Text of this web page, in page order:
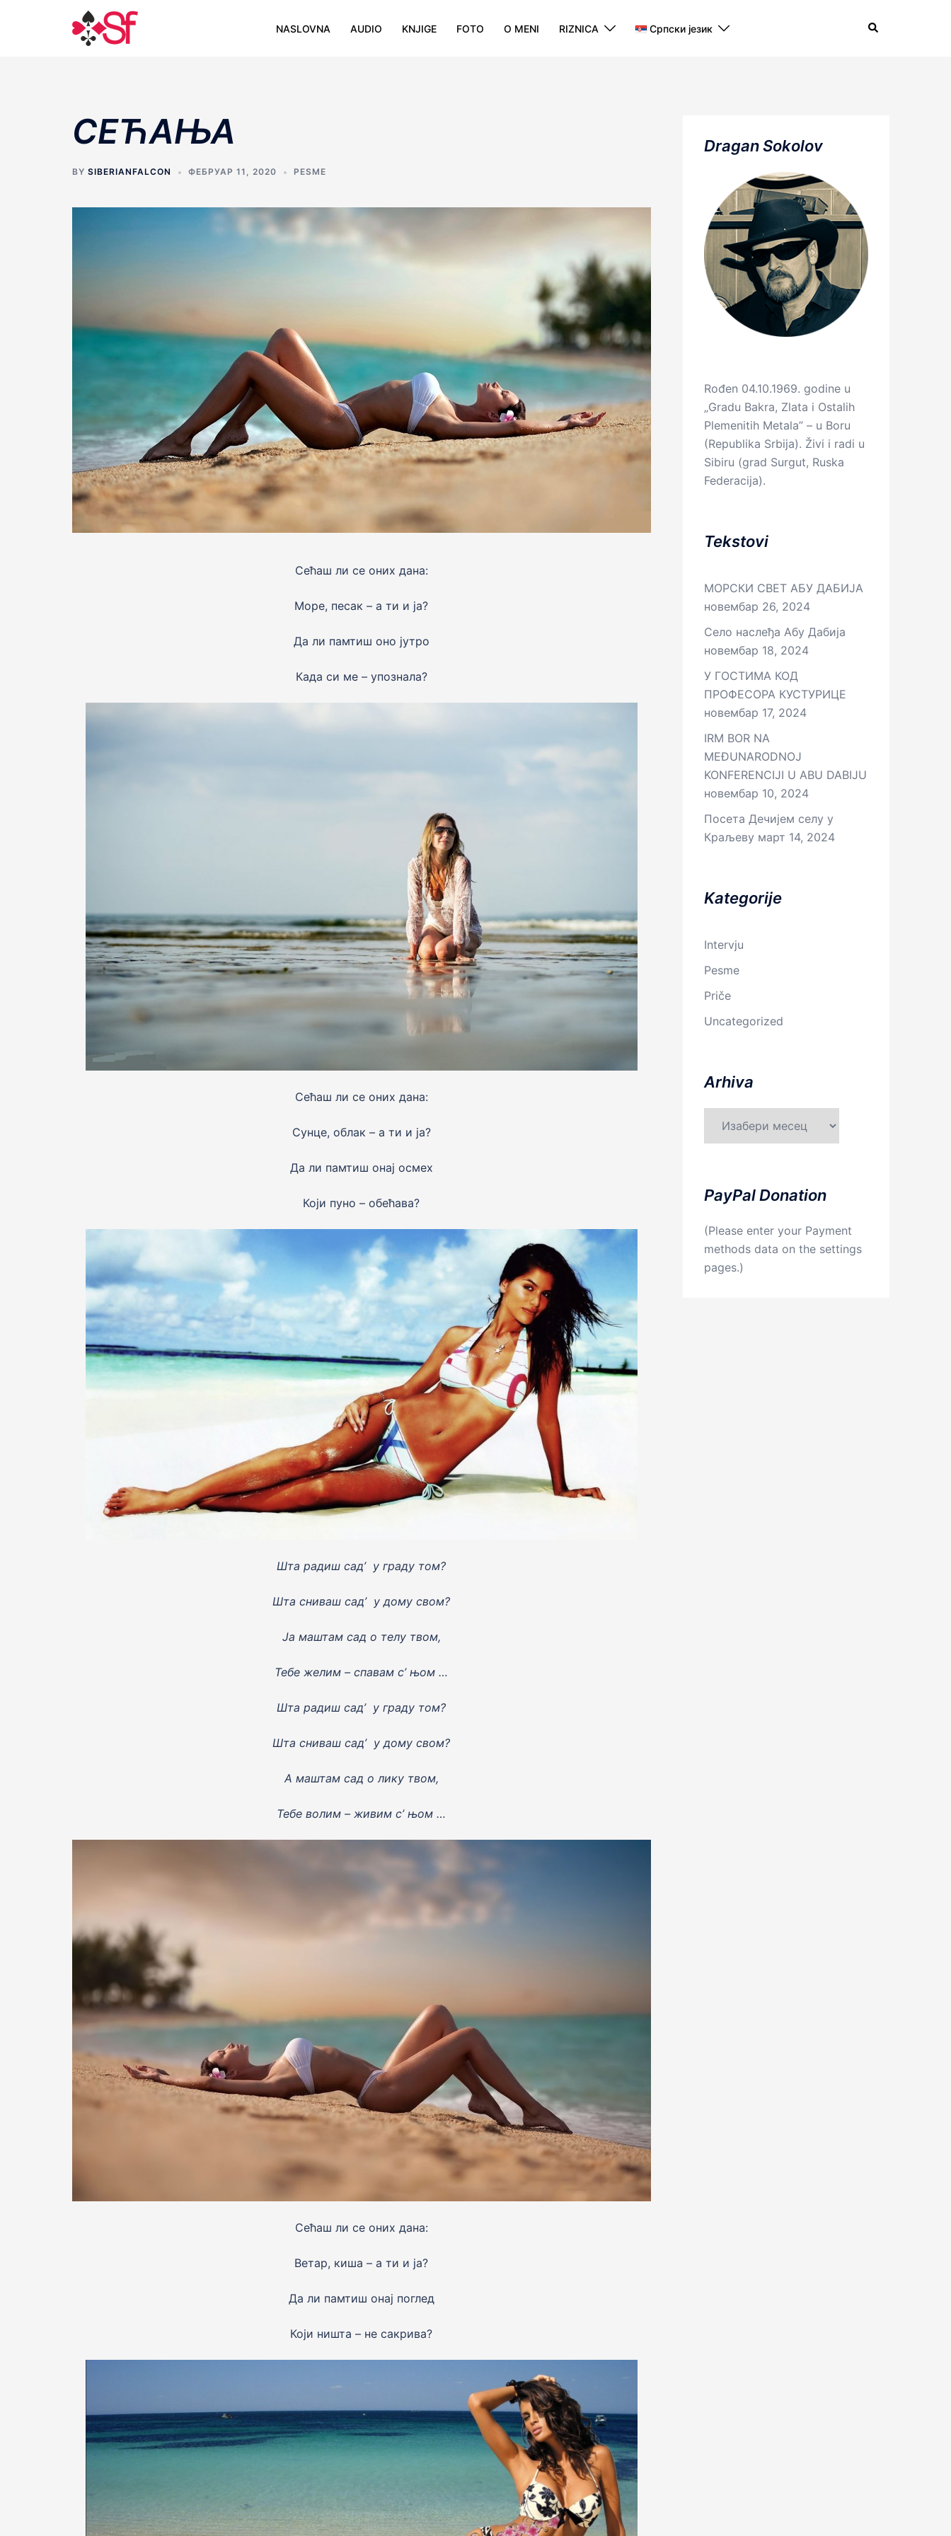
NASLOVNA AUDIO KNJIGE FOTO O MENI RIZNICA Српски језик Search
СЕЋАЊА
BY SIBERIANFALCON ФЕБРУАР 11, 2020 PESME
Сећаш ли се оних дана:
Море, песак – а ти и jа?
Да ли памтиш оно jутро
Када си ме – упознала?
Сећаш ли се оних дана:
Сунце, облак – а ти и jа?
Да ли памтиш онаj осмех
Коjи пуно – обећава?
Шта радиш сад’ у граду том?
Шта сниваш сад’ у дому свом?
Ja маштам сад о телу твом,
Тебе желим – спавам с’ њом …
Шта радиш сад’ у граду том?
Шта сниваш сад’ у дому свом?
А маштам сад о лику твом,
Тебе волим – живим с’ њом …
Сећаш ли се оних дана:
Ветар, киша – а ти и jа?
Да ли памтиш онаj поглед
Коjи ништа – не сакрива?
Dragan Sokolov
Rođen 04.10.1969. godine u
„Gradu Bakra, Zlata i Ostalih
Plemenitih Metala” – u Boru
(Republika Srbija). Živi i radi u
Sibiru (grad Surgut, Ruska
Federacija).
Tekstovi
МОРСКИ СВЕТ АБУ ДАБИЈА
новембар 26, 2024
Село наслеђа Абу Дабија
новембар 18, 2024
У ГОСТИМА КОД
ПРОФЕСОРА КУСТУРИЦЕ
новембар 17, 2024
IRM BOR NA
MEĐUNARODNOJ
KONFERENCIJI U ABU DABIJU
новембар 10, 2024
Посета Дечијем селу у
Краљеву март 14, 2024
Kategorije
Intervju
Pesme
Priče
Uncategorized
Arhiva
PayPal Donation
(Please enter your Payment
methods data on the settings
pages.)